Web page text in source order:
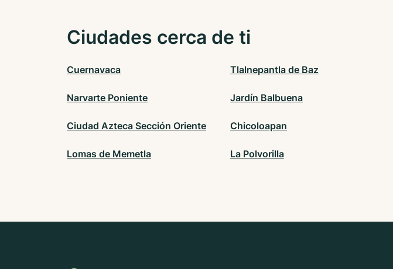
Ciudades cerca de ti
Cuernavaca Tlalnepantla de Baz
Narvarte Poniente Jardín Balbuena
Ciudad Azteca Sección Oriente Chicoloapan
Lomas de Memetla La Polvorilla